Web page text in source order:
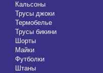
Кальсоны
Трусы джоки
Термобелье
Трусы бикини
Шорты
Майки
Футболки
Штаны